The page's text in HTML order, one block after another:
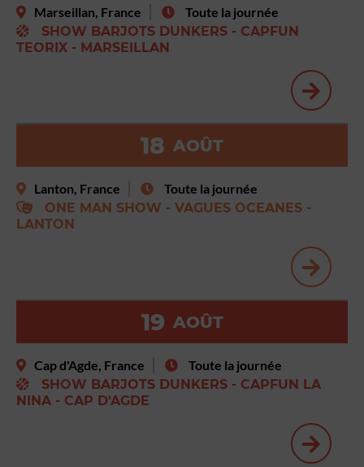
Marseillan, France
Toute la journée
SHOW BARJOTS DUNKERS - CAPFUN
TEORIX - MARSEILLAN
18 AOÛT
Lanton, France
Toute la journée
ONE MAN SHOW - VAGUES OCEANES -
LANTON
19 AOÛT
Cap d'Agde, France
Toute la journée
SHOW BARJOTS DUNKERS - CAPFUN LA
NINA - CAP D'AGDE